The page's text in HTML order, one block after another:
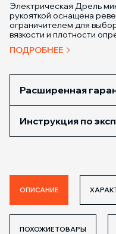
Электрическая Дрель
рукояткой оснащена
ограничителем для
вязкости и плотности
ПОДРОБНЕЕ
Расширенная
Инструкция по
ОПИСАНИЕ
ПОХОЖИЕ ТОВАРЫ